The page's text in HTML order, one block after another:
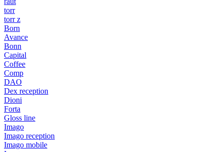
torr
torr z
Born
Avance
Bonn
Capital
Coffee
Comp
DAO
Dex reception
Dioni
Forta
Gloss line
Imago
Imago reception
Imago mobile